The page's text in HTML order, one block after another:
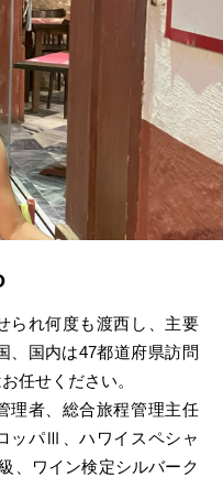
られ何度も渡西し、主要
、国内は47都道府県訪問
任せください。
理者、総合旅程管理主任
ッパⅢ、ハワイスペシャ
、ワイン検定シルバーク